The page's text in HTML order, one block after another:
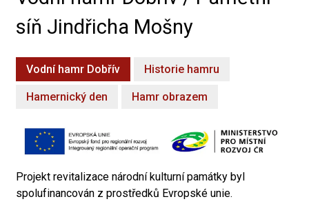
síň Jindřicha Mošny
Vodní hamr Dobřív Historie hamru
Hamernický den Hamr obrazem
Projekt revitalizace národní kulturní památky byl
spolufinancován z prostředků Evropské unie.